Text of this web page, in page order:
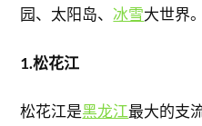
园、太阳岛、 冰雪大世界。
1.松花江
松花江是黑龙江最大的支